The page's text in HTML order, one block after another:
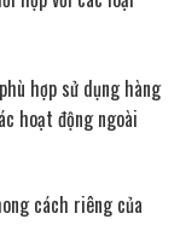
hợp sử dụng hàng
hoạt động ngoài
cách riêng của